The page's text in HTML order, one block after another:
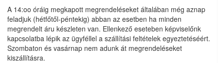
A 14:oo óráig megkapott megrendeléseket általában még aznap
feladjuk (hétfőtől-péntekig) abban az esetben ha minden
megrendelt áru készleten van. Ellenkező eseteben képviselőnk
kapcsolatba lépik az ügyféllel a szállítási feltételek egyeztetéséért.
Szombaton és vasárnap nem adunk át megrendeléseket
kiszállításra.